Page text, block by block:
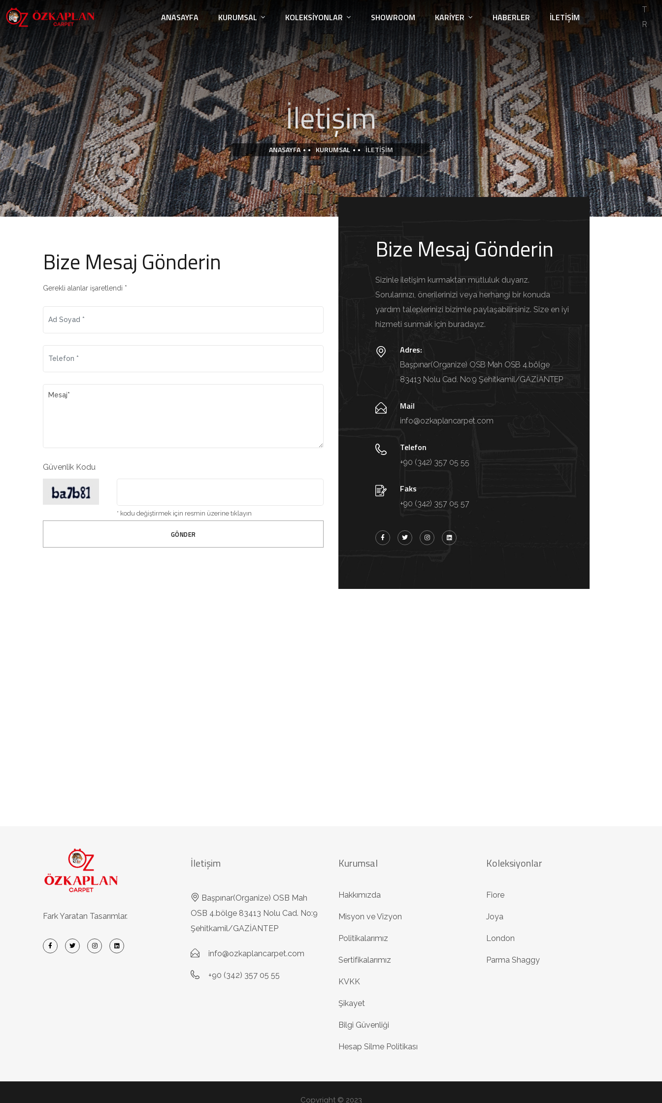
ANASAYFA KURUMSAL KOLEKSIYONLAR SHOWROOM KARIYER HABERLER İLETIŞIM
T
R
İletişim
ANASAYFA KURUMSAL İLETIŞIM
Bize Mesaj Gönderin
Gerekli alanlar işaretlendi *
Güvenlik Kodu
* kodu değiştirmek için resmin üzerine tıklayın
Bize Mesaj Gönderin
Sizinle iletişim kurmaktan mutluluk duyarız.
Sorularınızı, önerilerinizi veya herhangi bir konuda
yardım taleplerinizi bizimle paylaşabilirsiniz. Size en iyi
hizmeti sunmak için buradayız.
Adres:
Başpınar(Organize) OSB Mah OSB 4.bölge
83413 Nolu Cad. No:9 Şehitkamil/GAZİANTEP
Mail
info@ozkaplancarpet.com
Telefon
+90 (342) 357 05 55
Faks
+90 (342) 357 05 57
Fark Yaratan Tasarımlar.
İletişim
Başpınar(Organize) OSB Mah
OSB 4.bölge 83413 Nolu Cad. No:9
Şehitkamil/GAZİANTEP
info@ozkaplancarpet.com
+90 (342) 357 05 55
Kurumsal
Hakkımızda
Misyon ve Vizyon
Politikalarımız
Sertifikalarımız
KVKK
Şikayet
Bilgi Güvenliği
Hesap Silme Politikası
Koleksiyonlar
Fiore
Joya
London
Parma Shaggy
Copyright © 2023